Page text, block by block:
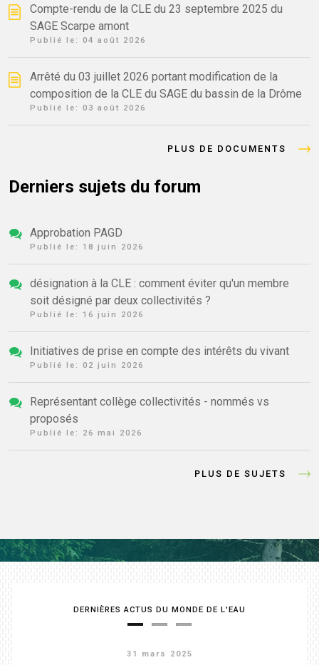
Compte-rendu de la CLE du 23 septembre 2025 du
SAGE Scarpe amont
Publié le: 04 août 2026
Arrêté du 03 juillet 2026 portant modification de la
composition de la CLE du SAGE du bassin de la Drôme
Publié le: 03 août 2026
PLUS DE DOCUMENTS
Derniers sujets du forum
Approbation PAGD
Publié le: 18 juin 2026
désignation à la CLE : comment éviter qu'un membre
soit désigné par deux collectivités ?
Publié le: 16 juin 2026
Initiatives de prise en compte des intérêts du vivant
Publié le: 02 juin 2026
Représentant collège collectivités - nommés vs
proposés
Publié le: 26 mai 2026
PLUS DE SUJETS
DERNIÈRES ACTUS DU MONDE DE L'EAU
31 mars 2025
31 mars 2025